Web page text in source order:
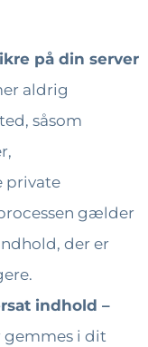
på din server
aldrig
såsom
private
gælder
der er
indhold –
gemmes i dit